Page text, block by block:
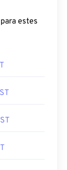
estes